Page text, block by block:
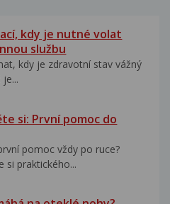
kdy je nutné volat
službu
kdy je zdravotní stav vážný
si: První pomoc do
pomoc vždy po ruce?
si praktického...